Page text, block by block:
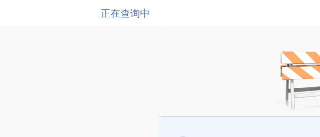
正在查询中